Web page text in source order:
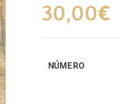
30,00€
NÚMERO